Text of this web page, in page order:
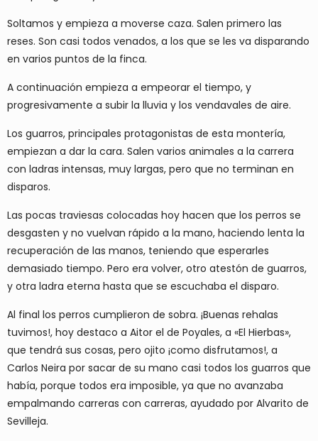
Soltamos y empieza a moverse caza. Salen primero las
reses. Son casi todos venados, a los que se les va disparando
en varios puntos de la finca.
A continuación empieza a empeorar el tiempo, y
progresivamente a subir la lluvia y los vendavales de aire.
Los guarros, principales protagonistas de esta montería,
empiezan a dar la cara. Salen varios animales a la carrera
con ladras intensas, muy largas, pero que no terminan en
disparos.
Las pocas traviesas colocadas hoy hacen que los perros se
desgasten y no vuelvan rápido a la mano, haciendo lenta la
recuperación de las manos, teniendo que esperarles
demasiado tiempo. Pero era volver, otro atestón de guarros,
y otra ladra eterna hasta que se escuchaba el disparo.
Al final los perros cumplieron de sobra. ¡Buenas rehalas
tuvimos!, hoy destaco a Aitor el de Poyales, a «El Hierbas»,
que tendrá sus cosas, pero ojito ¡como disfrutamos!, a
Carlos Neira por sacar de su mano casi todos los guarros que
había, porque todos era imposible, ya que no avanzaba
empalmando carreras con carreras, ayudado por Alvarito de
Sevilleja.